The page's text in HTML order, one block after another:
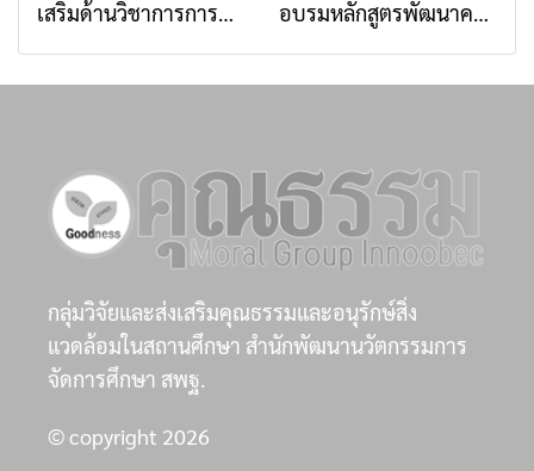
เสริมด้านวิชาการการ
นี้เพื่อน้อง” ประจำปี
(Smart Farm for
Sustainable Living)”
อบรมหลักสูตรพัฒนาครู
10 !!
กลุ่มวิจัยและส่งเสริมคุณธรรมและอนุรักษ์สิ่ง
แวดล้อมในสถานศึกษา สำนักพัฒนานวัตกรรมการ
จัดการศึกษา สพฐ.
© copyright 2026